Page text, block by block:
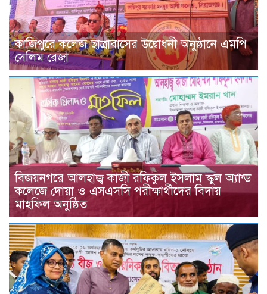
কাজিপুরে কলেজ ছাত্রাবাসের উদ্বোধনী অনুষ্ঠানে এমপি
সেলিম রেজা
বিজয়নগরে আলহাজ্ব কাজী রফিকুল ইসলাম স্কুল অ্যান্ড
কলেজে দোয়া ও এসএসসি পরীক্ষার্থীদের বিদায়
মাহফিল অনুষ্ঠিত